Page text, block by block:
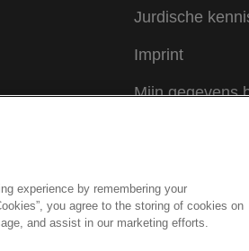
Jurdische
Imprint
Mijn gegevens
Algemene
experience by remembering your
you agree to the storing of cookies on
and assist in our marketing efforts.